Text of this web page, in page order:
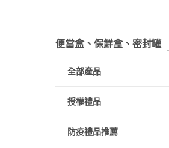
便當盒、保鮮盒、密封罐
全部產品
授權禮品
防疫禮品推薦